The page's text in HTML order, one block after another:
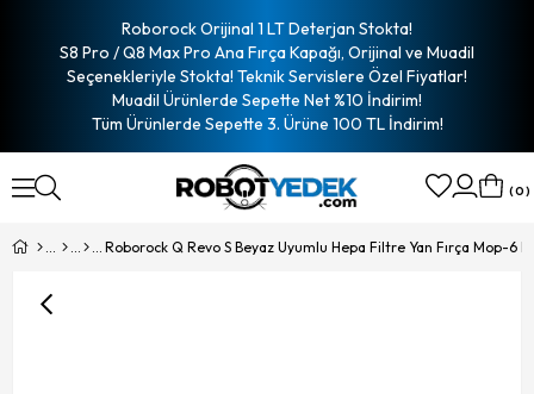
Roborock Orijinal 1 LT Deterjan Stokta!
S8 Pro / Q8 Max Pro Ana Fırça Kapağı, Orijinal ve Muadil
Seçenekleriyle Stokta! Teknik Servislere Özel Fiyatlar!
Muadil Ürünlerde Sepette Net %10 İndirim!
Tüm Ürünlerde Sepette 3. Ürüne 100 TL İndirim!
0
Roborock Q Revo S Beyaz Uyumlu Hepa Filtre Yan Fırça Mop-6